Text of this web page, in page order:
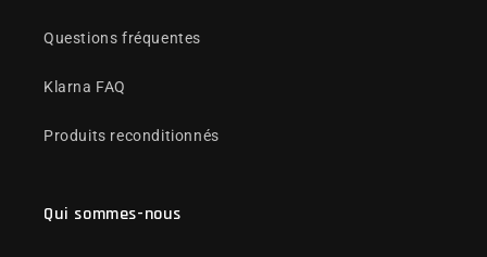
Questions fréquentes
Klarna FAQ
Produits reconditionnés
Qui sommes-nous